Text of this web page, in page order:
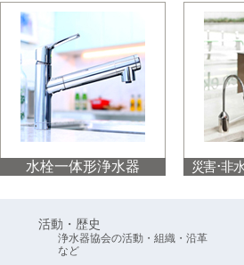
水栓一体形浄水器 災害･非
活動・歴史
浄水器協会の活動・組織・沿革
など